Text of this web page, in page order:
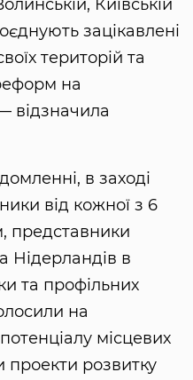
Київській
зацікавлені
територій та
на
відзначила
в заході
від кожної з 6
представники
Нідерландів в
та профільних
на
місцевих
проекти розвитку